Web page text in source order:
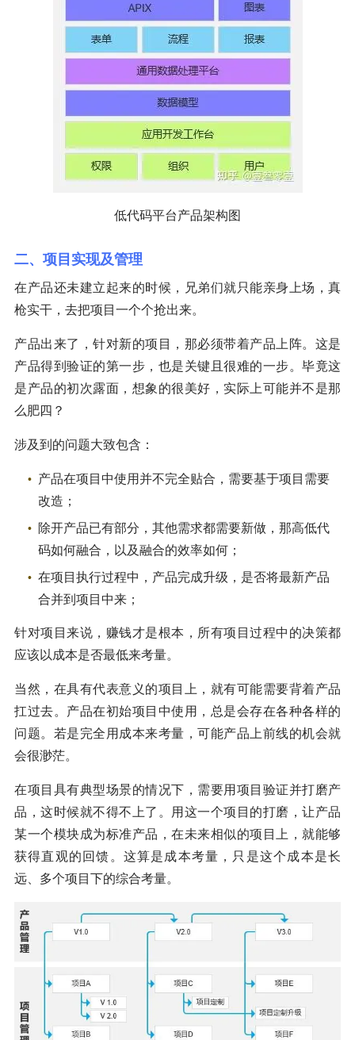
低代码平台产品架构图
二、项目实现及管理
在产品还未建立起来的时候，兄弟们就只能亲身上场，真
枪实干，去把项目一个个抢出来。
产品出来了，针对新的项目，那必须带着产品上阵。这是
产品得到验证的第一步，也是关键且很难的一步。毕竟这
是产品的初次露面，想象的很美好，实际上可能并不是那
么肥四？
涉及到的问题大致包含：
产品在项目中使用并不完全贴合，需要基于项目需要
改造；
除开产品已有部分，其他需求都需要新做，那高低代
码如何融合，以及融合的效率如何；
在项目执行过程中，产品完成升级，是否将最新产品
合并到项目中来；
针对项目来说，赚钱才是根本，所有项目过程中的决策都
应该以成本是否最低来考量。
当然，在具有代表意义的项目上，就有可能需要背着产品
扛过去。产品在初始项目中使用，总是会存在各种各样的
问题。若是完全用成本来考量，可能产品上前线的机会就
会很渺茫。
在项目具有典型场景的情况下，需要用项目验证并打磨产
品，这时候就不得不上了。用这一个项目的打磨，让产品
某一个模块成为标准产品，在未来相似的项目上，就能够
获得直观的回馈。这算是成本考量，只是这个成本是长
远、多个项目下的综合考量。